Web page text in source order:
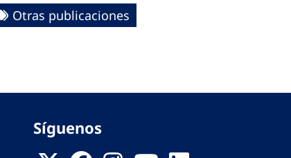
Otras publicaciones
Síguenos